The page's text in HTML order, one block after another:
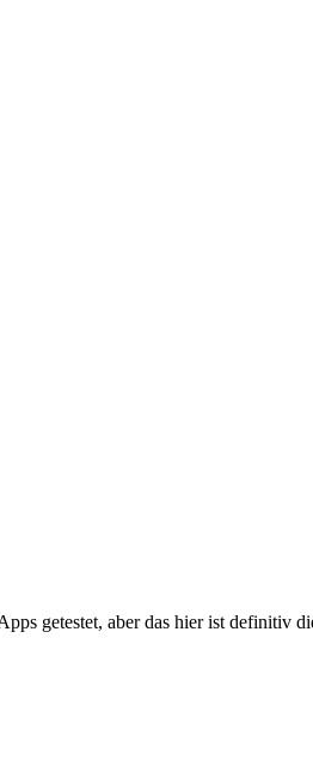
getestet, aber das hier ist definitiv